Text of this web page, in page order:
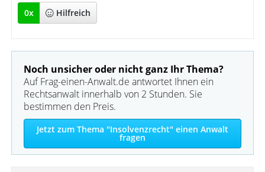
0x Hilfreich
Noch unsicher oder nicht ganz Ihr Thema?
Auf Frag-einen-Anwalt.de antwortet Ihnen ein
Rechtsanwalt innerhalb von 2 Stunden. Sie
bestimmen den Preis.
Jetzt zum Thema "Insolvenzrecht" einen Anwalt
fragen